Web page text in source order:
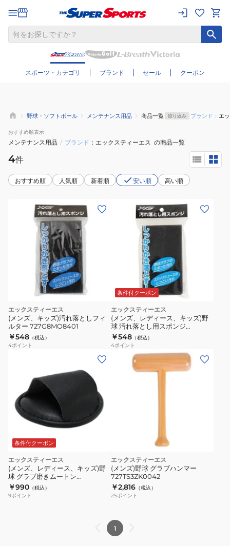
スポーツ・カテゴリ ブランド セール クーポン
さらに絞り込む
野球・ソフトボール メンテナンス用品 商品一覧 絞り込み ブランド： エ
おすすめ順表示
メンテナンス用品 / ブランド エックスティーエス の商品一覧
4件
おすすめ順 人気順 新着順 安い順 高い順
エックスティーエス
(メンズ、キッズ)汚れ落としフィ
ルター 727G8MO8401
￥548 （税込）
4ポイント
条件付クーポン
エックスティーエス
(メンズ、レディース、キッズ)野
球 汚れ落とし用スポンジ
727G8MO8401
￥548 （税込）
4ポイント
条件付クーポン
エックスティーエス
(メンズ、レディース、キッズ)野
球 グラブ磨きムートン
727G2ZK6395
￥990 （税込）
9ポイント
エックスティーエス
(メンズ)野球 グラブハンマー
727TS3ZK0042
￥2,816 （税込）
25ポイント
1